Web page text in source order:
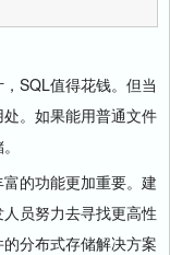
SQL值得花钱。但当
。如果能用普通文件
的功能更加重要。建
员努力去寻找更高性
分布式存储解决方案